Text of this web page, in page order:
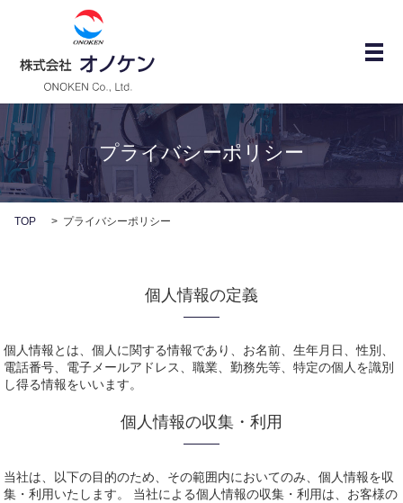
メ
プライバシーポリシー
TOP プライバシーポリシー
個人情報の定義
個人情報とは、個人に関する情報であり、お名前、生年月日、性別、
電話番号、電子メールアドレス、職業、勤務先等、特定の個人を識別
し得る情報をいいます。
個人情報の収集・利用
当社は、以下の目的のため、その範囲内においてのみ、個人情報を収
集・利用いたします。 当社による個人情報の収集・利用は、お客様の